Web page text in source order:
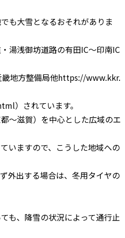
も大雪となるおそれがありま
湯浅御坊道路の有田IC～印南IC
畿地方整備局他https://www.kkr.
）されています。
～滋賀）を中心とした広域のエ
いますので、こうした地域への
外出する場合は、冬用タイヤの
も、降雪の状況によって通行止